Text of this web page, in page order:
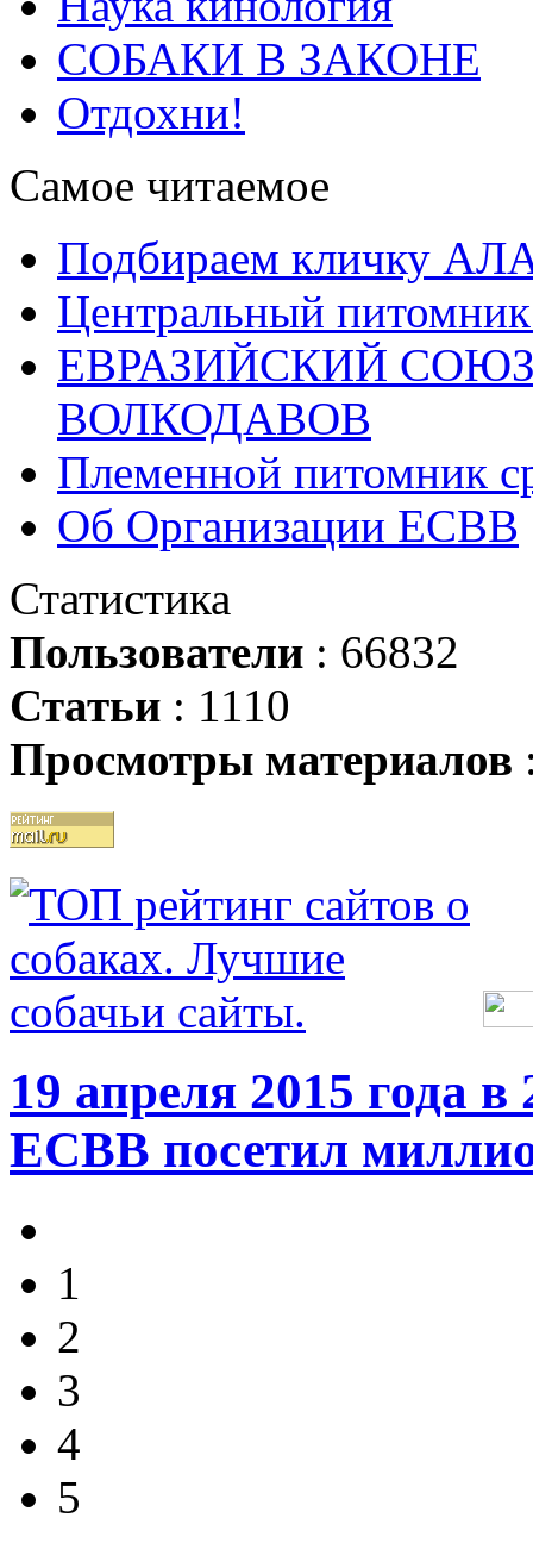
СОБАКИ В ЗАКОНЕ
Отдохни!
Самое читаемое
Подбираем кличку
Центральный
ЕВРАЗИЙСКИЙ
ВОЛКОДАВОВ
Племенной питомник
Об Организации ЕСВВ
Статистика
Пользователи : 66832
Статьи : 1110
Просмотры материалов
19 апреля 2015 года
ЕСВВ посетил
1
2
3
4
5